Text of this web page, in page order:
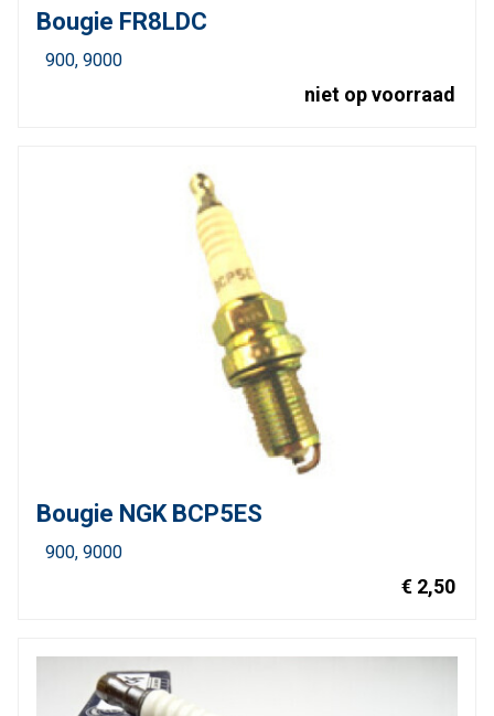
Bougie FR8LDC
900 9000
niet op voorraad
Bougie NGK BCP5ES
900 9000
€ 2,50